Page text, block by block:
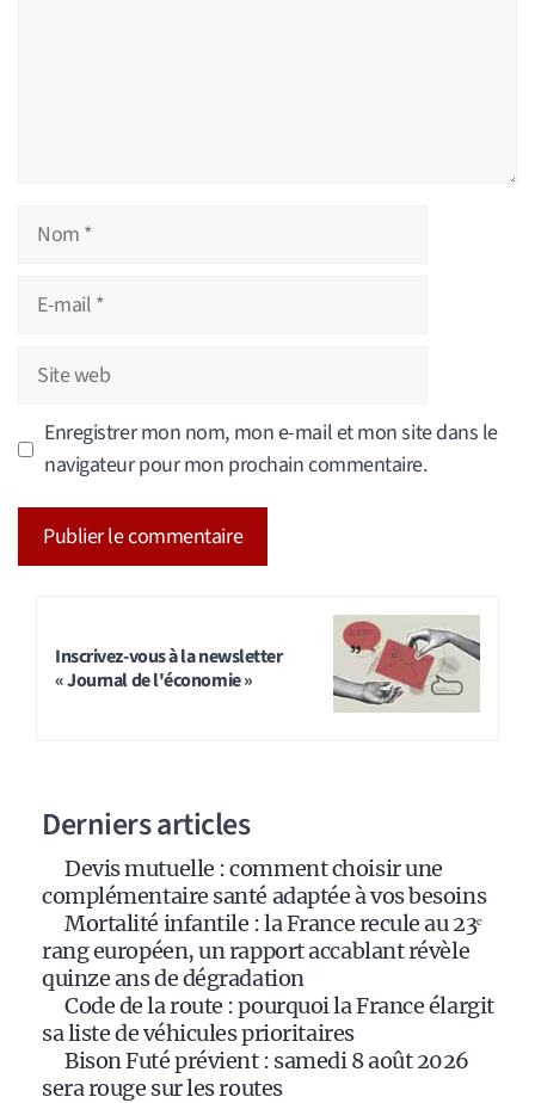
Nom
Site
web
Enregistrer mon nom, mon e-mail et mon site dans le
navigateur pour mon prochain commentaire.
Inscrivez-vous à la newsletter
« Journal de l'économie »
Derniers articles
Devis mutuelle : comment choisir une
complémentaire santé adaptée à vos besoins
Mortalité infantile : la France recule au 23ᵉ
rang européen, un rapport accablant révèle
quinze ans de dégradation
Code de la route : pourquoi la France élargit
sa liste de véhicules prioritaires
Bison Futé prévient : samedi 8 août 2026
sera rouge sur les routes